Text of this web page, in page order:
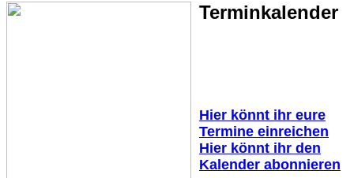
Terminkalender
Hier könnt ihr eure
Termine einreichen
Hier könnt ihr den
Kalender abonnieren